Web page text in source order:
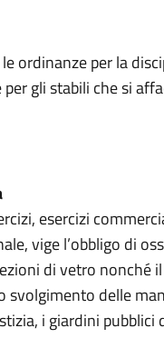
ordinanze per la
gli stabili che si
esercizi
vige l’obbligo di
di vetro nonché
svolgimento delle
i giardini pubblici